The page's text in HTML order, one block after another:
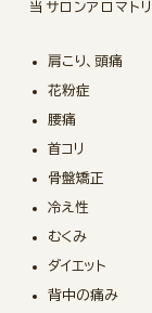
当サロンアロマト
肩こり、頭痛
花粉症
腰痛
首コリ
骨盤矯正
冷え性
むくみ
ダイエット
背中の痛み